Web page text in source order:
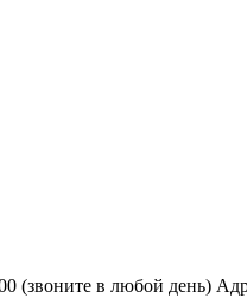
в любой день)